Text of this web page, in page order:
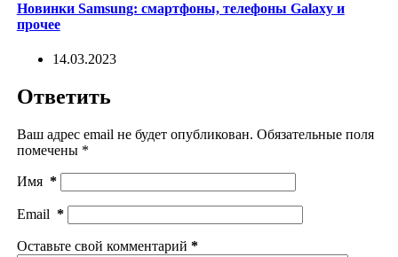
Новинки Samsung: смартфоны, телефоны Galaxy и
прочее
14.03.2023
Ответить
Ваш адрес email не будет опубликован. Обязательные поля
помечены *
Имя *
Email *
Оставьте свой комментарий *